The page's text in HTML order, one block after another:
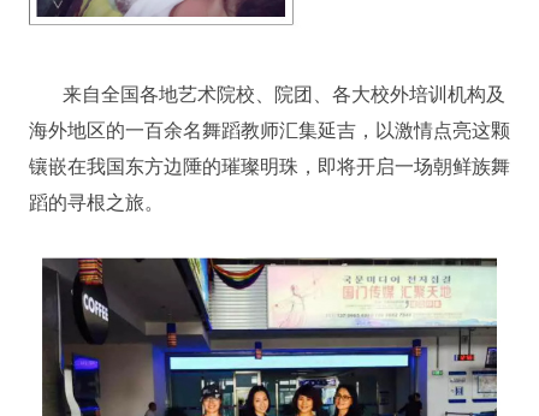
来自全国各地艺术院校、院团、各大校外培训机构及
海外地区的一百余名舞蹈教师汇集延吉，以激情点亮这颗
镶嵌在我国东方边陲的璀璨明珠，即将开启一场朝鲜族舞
蹈的寻根之旅。